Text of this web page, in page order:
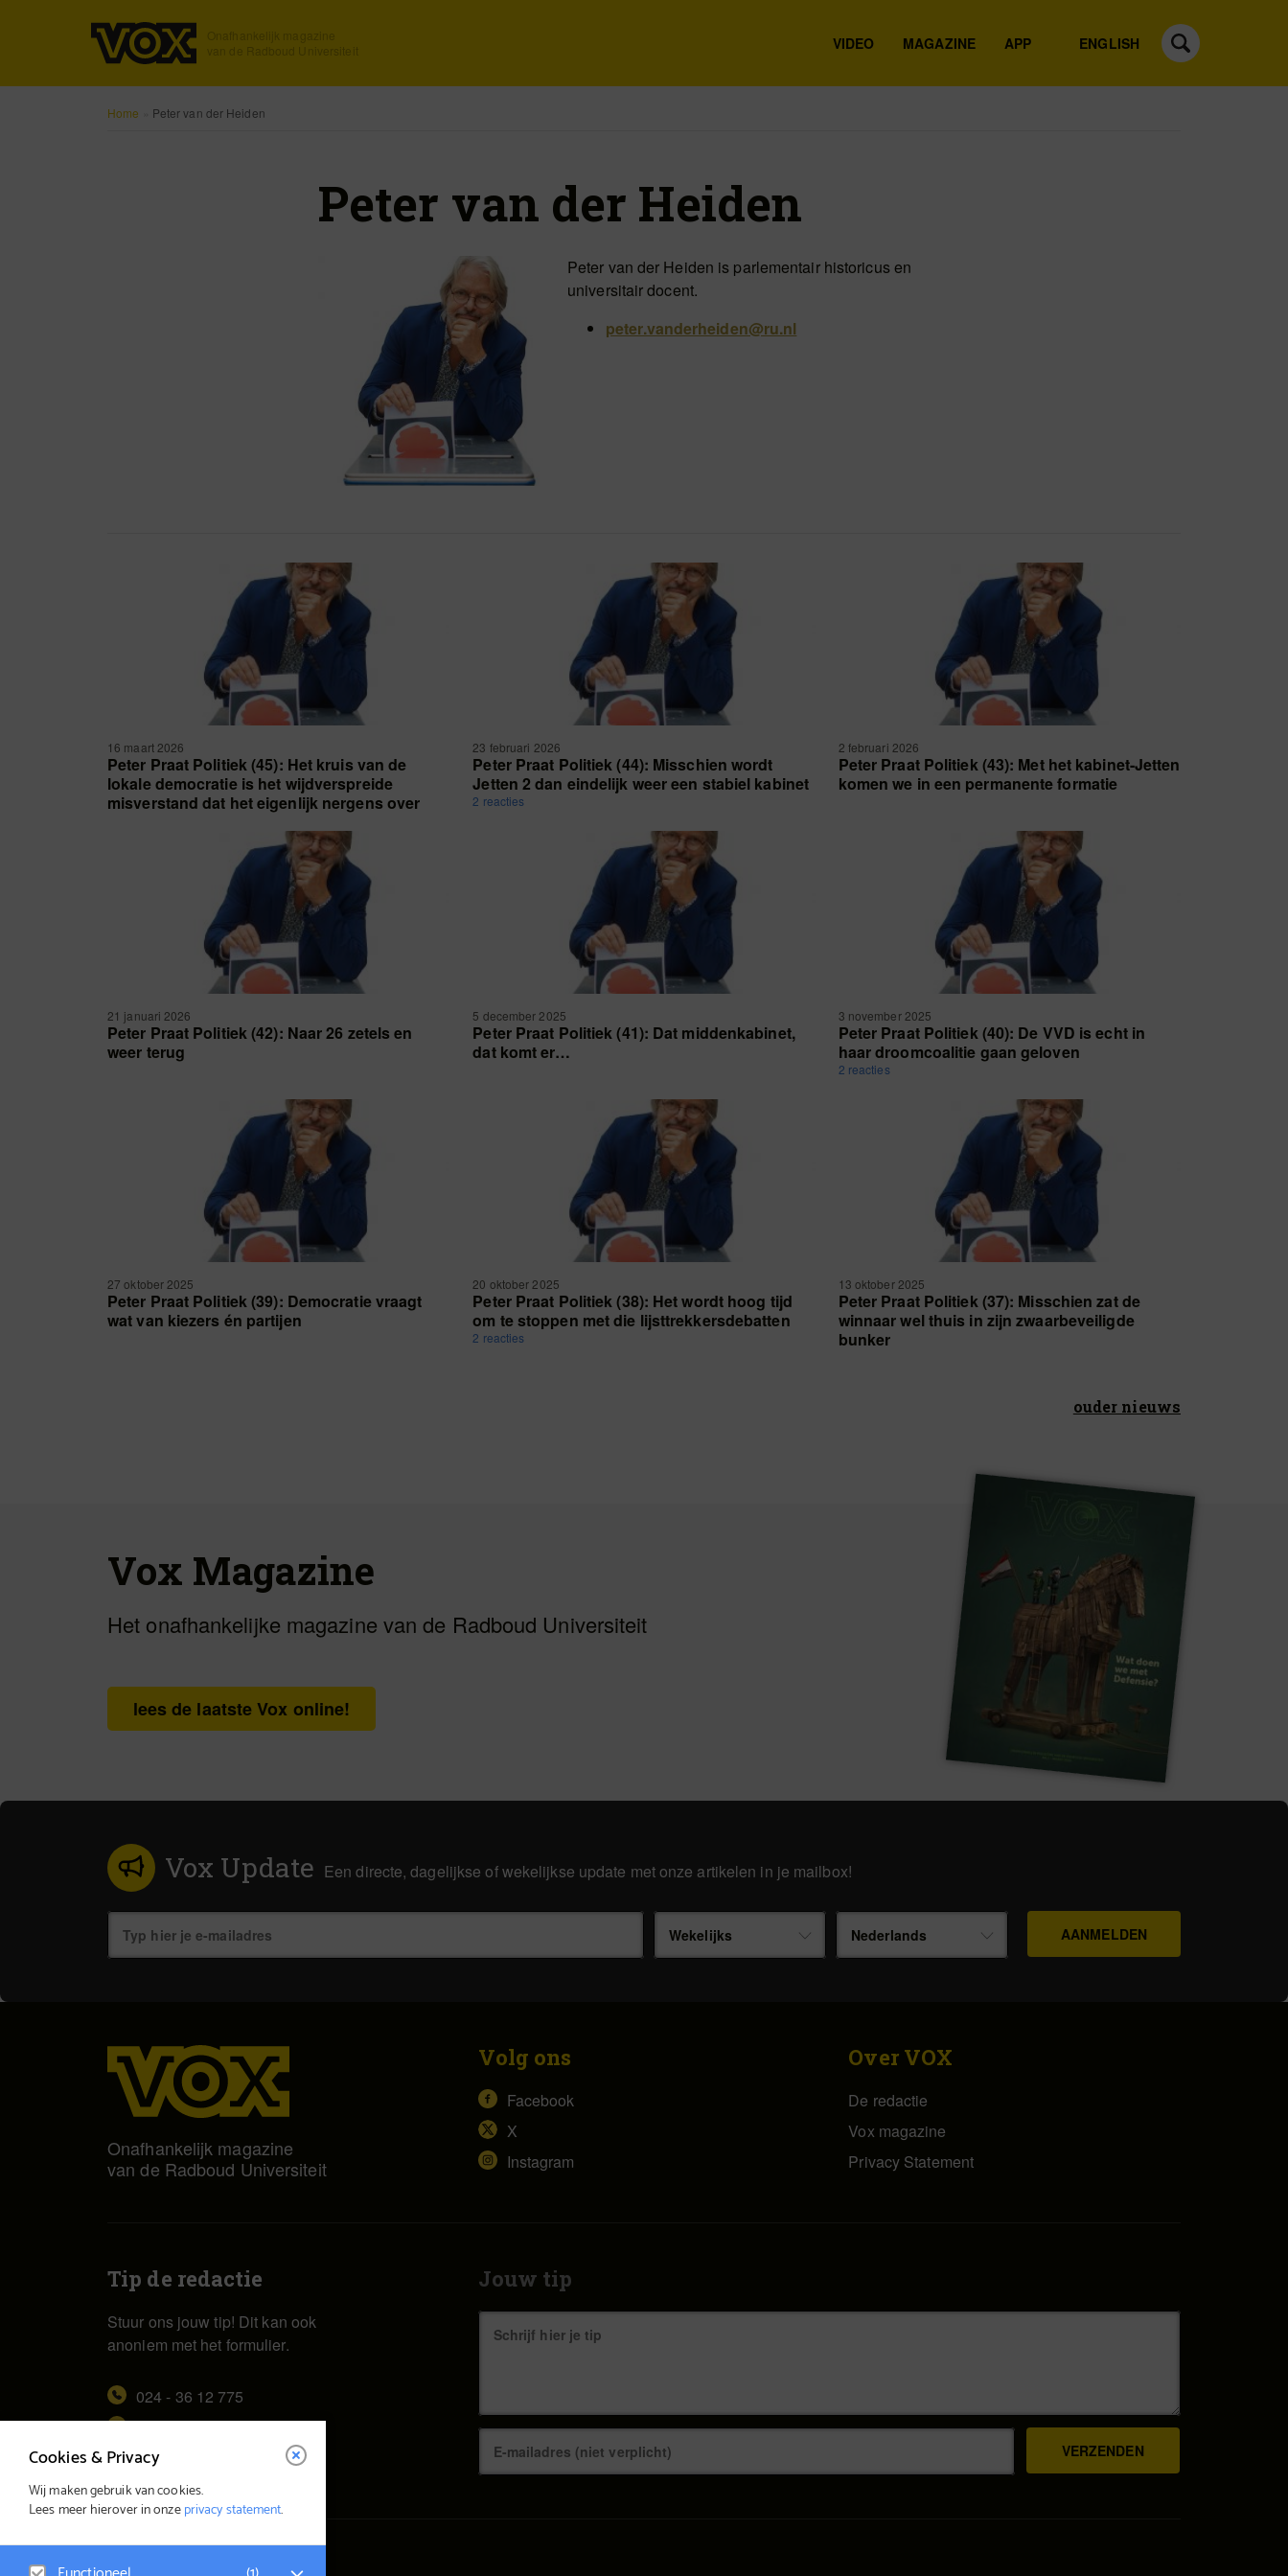
ENGLISH
VIDEO MAGAZINE APP
Home Peter van der Heiden
Peter van der Heiden
Peter van der Heiden is parlementair historicus en
universitair docent.
peter.vanderheiden@ru.nl
16 maart 2026
Peter Praat Politiek (45): Het kruis van de
lokale democratie is het wijdverspreide
misverstand dat het eigenlijk nergens over
23 februari 2026
Peter Praat Politiek (44): Misschien wordt
Jetten 2 dan eindelijk weer een stabiel kabinet
2 reacties
2 februari 2026
Peter Praat Politiek (43): Met het kabinet-Jetten
komen we in een permanente formatie
21 januari 2026
Peter Praat Politiek (42): Naar 26 zetels en
weer terug
5 december 2025
Peter Praat Politiek (41): Dat middenkabinet,
dat komt er…
3 november 2025
Peter Praat Politiek (40): De VVD is echt in
haar droomcoalitie gaan geloven
2 reacties
27 oktober 2025
Peter Praat Politiek (39): Democratie vraagt
wat van kiezers én partijen
20 oktober 2025
Peter Praat Politiek (38): Het wordt hoog tijd
om te stoppen met die lijsttrekkersdebatten
2 reacties
13 oktober 2025
Peter Praat Politiek (37): Misschien zat de
winnaar wel thuis in zijn zwaarbeveiligde
bunker
ouder nieuws
Vox Magazine
Het onafhankelijke magazine van de Radboud Universiteit
lees de laatste Vox online!
Vox Update Een directe, dagelijkse of wekelijkse update met onze artikelen in je mailbox!
Wekelijks Nederlands
Onafhankelijk magazine
van de Radboud Universiteit
Volg ons
Facebook
X
Instagram
Over VOX
De redactie
Vox magazine
Privacy Statement
Tip de redactie
Stuur ons jouw tip! Dit kan ook
anoniem met het formulier.
024 - 36 12 775
redactie@vox.ru.nl
Jouw tip
© Vox Magazine 2026
Cookies & Privacy
Wij maken gebruik van cookies.
Lees meer hierover in onzeprivacy statement.